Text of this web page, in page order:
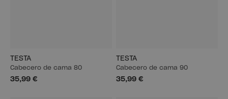
TESTA
Cabecero de cama 80
35,99 €
TESTA
Cabecero de cama 90
35,99 €